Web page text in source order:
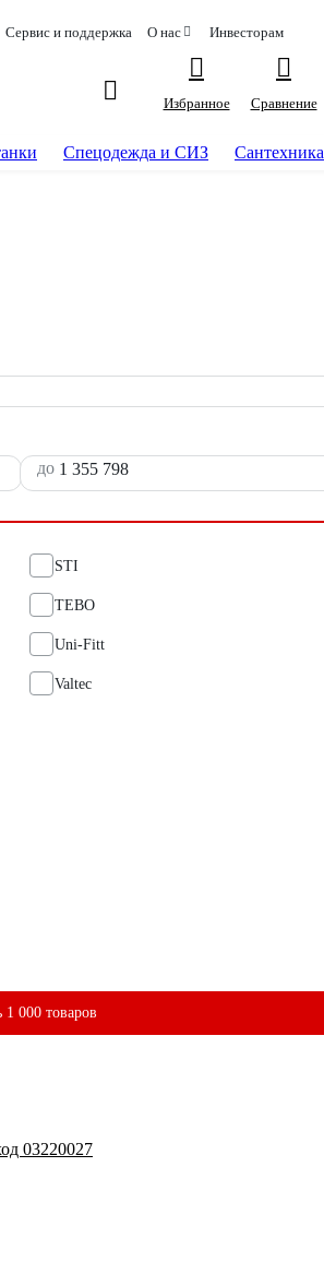
Сервис и поддержка О нас Инвесторам
Избранное
Сравнение
Спецодежда и СИЗ Сантехника
до
STI
TEBO
Uni-Fitt
Valtec
1 000 товаров